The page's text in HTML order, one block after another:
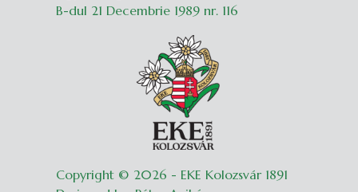
B-dul 21 Decembrie 1989 nr. 116
Copyright © 2026 - EKE Kolozsvár 1891